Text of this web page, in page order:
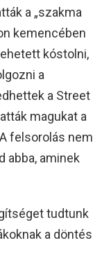
a „szakma
kemencében
kóstolni,
a
a Street
magukat a
felsorolás nem
abba, aminek
tudtunk
a döntés